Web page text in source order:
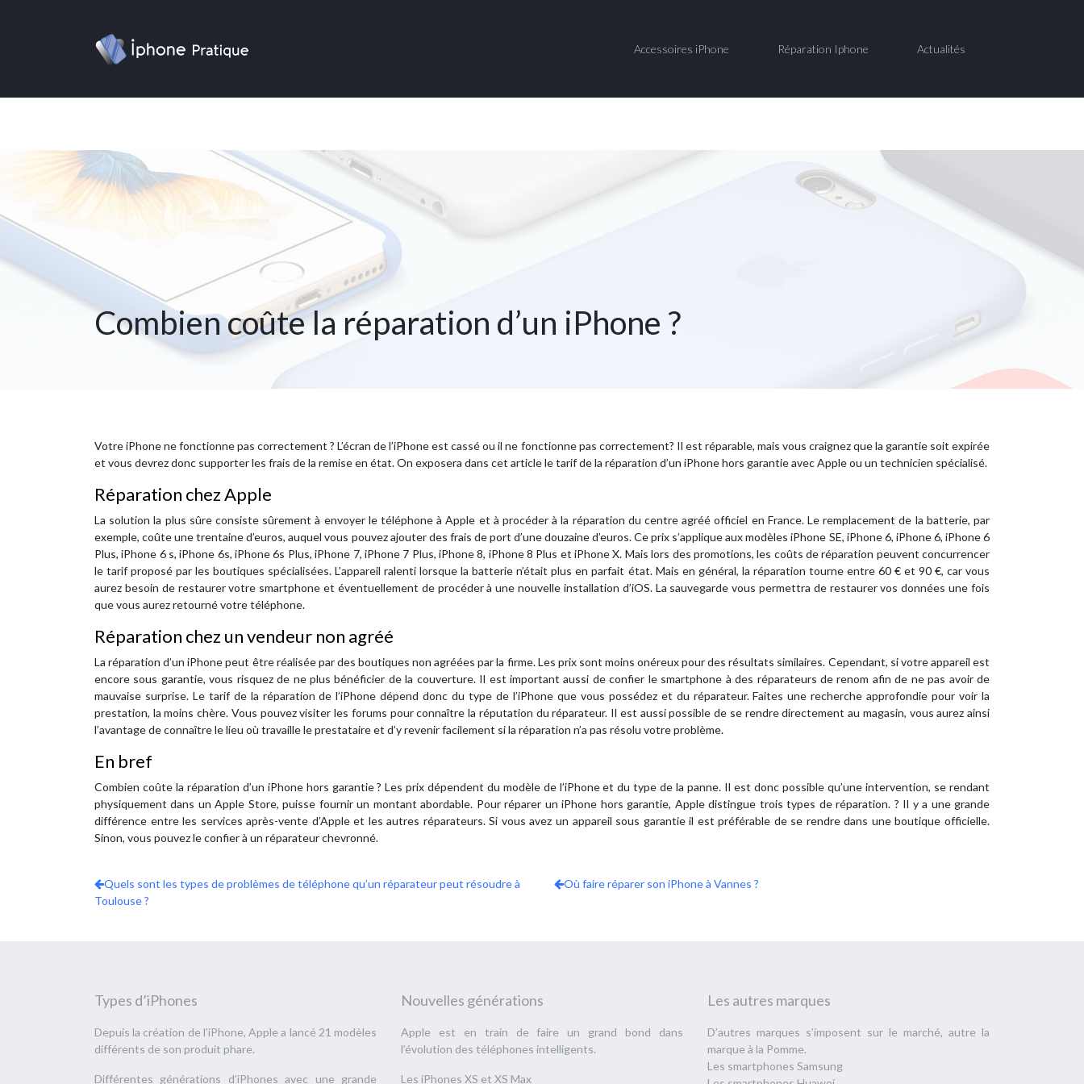
Accessoires iPhone Réparation Iphone Actualités
Combien coûte la réparation d’un iPhone ?
Votre iPhone ne fonctionne pas correctement ? L’écran de l’iPhone est cassé ou il ne fonctionne pas correctement? Il est réparable, mais vous craignez que la garantie soit expirée
et vous devrez donc supporter les frais de la remise en état. On exposera dans cet article le tarif de la réparation d’un iPhone hors garantie avec Apple ou un technicien spécialisé.
Réparation chez Apple
La solution la plus sûre consiste sûrement à envoyer le téléphone à Apple et à procéder à la réparation du centre agréé officiel en France. Le remplacement de la batterie, par
exemple, coûte une trentaine d’euros, auquel vous pouvez ajouter des frais de port d’une douzaine d’euros. Ce prix s’applique aux modèles iPhone SE, iPhone 6, iPhone 6, iPhone 6
Plus, iPhone 6 s, iPhone 6s, iPhone 6s Plus, iPhone 7, iPhone 7 Plus, iPhone 8, iPhone 8 Plus et iPhone X. Mais lors des promotions, les coûts de réparation peuvent concurrencer
le tarif proposé par les boutiques spécialisées. L’appareil ralenti lorsque la batterie n’était plus en parfait état. Mais en général, la réparation tourne entre 60 € et 90 €, car vous
aurez besoin de restaurer votre smartphone et éventuellement de procéder à une nouvelle installation d’iOS. La sauvegarde vous permettra de restaurer vos données une fois
que vous aurez retourné votre téléphone.
Réparation chez un vendeur non agréé
La réparation d’un iPhone peut être réalisée par des boutiques non agréées par la firme. Les prix sont moins onéreux pour des résultats similaires. Cependant, si votre appareil est
encore sous garantie, vous risquez de ne plus bénéficier de la couverture. Il est important aussi de confier le smartphone à des réparateurs de renom afin de ne pas avoir de
mauvaise surprise. Le tarif de la réparation de l’iPhone dépend donc du type de l’iPhone que vous possédez et du réparateur. Faites une recherche approfondie pour voir la
prestation, la moins chère. Vous pouvez visiter les forums pour connaître la réputation du réparateur. Il est aussi possible de se rendre directement au magasin, vous aurez ainsi
l’avantage de connaître le lieu où travaille le prestataire et d’y revenir facilement si la réparation n’a pas résolu votre problème.
En bref
Combien coûte la réparation d’un iPhone hors garantie ? Les prix dépendent du modèle de l’iPhone et du type de la panne. Il est donc possible qu’une intervention, se rendant
physiquement dans un Apple Store, puisse fournir un montant abordable. Pour réparer un iPhone hors garantie, Apple distingue trois types de réparation. ? Il y a une grande
différence entre les services après-vente d’Apple et les autres réparateurs. Si vous avez un appareil sous garantie il est préférable de se rendre dans une boutique officielle.
Sinon, vous pouvez le confier à un réparateur chevronné.
Quels sont les types de problèmes de téléphone qu’un réparateur peut résoudre à
Toulouse ?
Où faire réparer son iPhone à Vannes ?
Types d’iPhones
Depuis la création de l’iPhone, Apple a lancé 21 modèles
différents de son produit phare.
Différentes générations d’iPhones avec une grande
Nouvelles générations
Apple est en train de faire un grand bond dans
l’évolution des téléphones intelligents.
Les iPhones XS et XS Max
Les autres marques
D’autres marques s’imposent sur le marché, autre la
marque à la Pomme.
Les smartphones Samsung